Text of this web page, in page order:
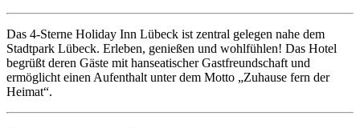
Das 4-Sterne Holiday Inn Lübeck ist zentral gelegen nahe dem
Stadtpark Lübeck. Erleben, genießen und wohlfühlen! Das Hotel
begrüßt deren Gäste mit hanseatischer Gastfreundschaft und
ermöglicht einen Aufenthalt unter dem Motto „Zuhause fern der
Heimat“.